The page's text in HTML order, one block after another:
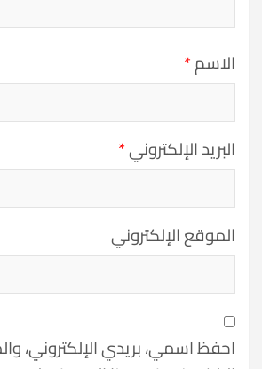
الاسم*
البريد الإلكتروني*
الموقع الإلكتروني
احفظ اسمي، بريدي الإلكتروني،